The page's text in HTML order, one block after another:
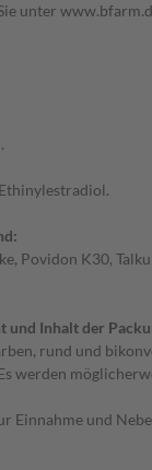
unter
Povidon K30,
und Inhalt der
rund und
werden
Einnahme und